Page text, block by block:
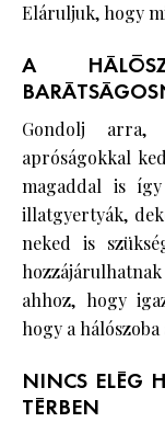
Eláruljuk, hogy
A
Gondolj arra,
apróságokkal
magaddal is
illatgyertyák,
neked is
ahhoz, hogy
hogy a
NINCS ELÉG
TÉRBEN